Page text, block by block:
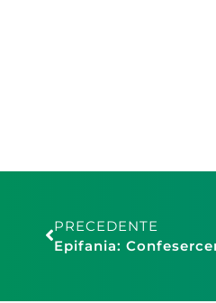
PRECEDENTE